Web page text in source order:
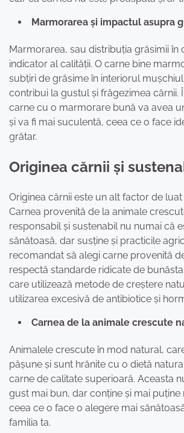
Marmorarea și impactul asupra
Marmorarea, sau distribuția grăsimii în
indicator al calității. O carne bine
subțiri de grăsime în interiorul
contribui la gustul și frăgezimea cărnii.
carne cu o marmorare bună va avea
și va fi mai suculentă, ceea ce o face
grătar.
Originea cărnii și
Originea cărnii este un alt factor de
Carnea provenită de la animale
responsabil și sustenabil nu numai că
sănătoasă, dar susține și practicile
recomandat să alegi carne provenită
respectă standarde ridicate de
care utilizează metode de creștere
utilizarea excesivă de antibiotice și
Carnea de la animale crescute
Animalele crescute în mod natural,
pășune și sunt hrănite cu o dietă
carne de calitate superioară. Aceasta
gust mai bun, dar conține și mai puține
ceea ce o face o alegere mai
familia ta.